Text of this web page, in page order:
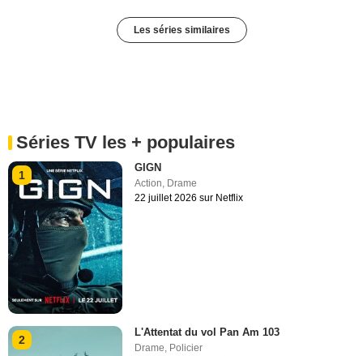
Les séries similaires
Séries TV les + populaires
1
GIGN
Action Drame
22 juillet 2026 sur Netflix
2
L'Attentat du vol Pan Am 103
Drame, Policier